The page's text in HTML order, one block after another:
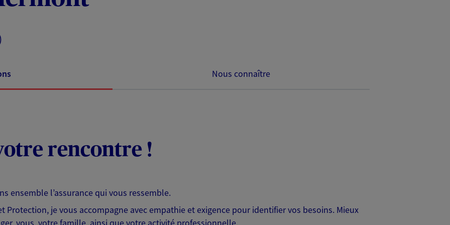
Nous connaître
rencontre !
ensemble l’assurance qui vous ressemble.
Protection, je vous accompagne avec empathie et exigence pour identifier vos besoins. Mieux
vous, votre famille, ainsi que votre activité professionnelle.